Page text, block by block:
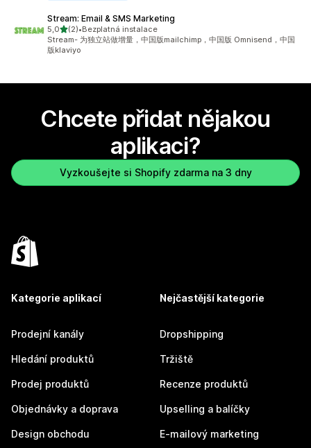
Stream: Email & SMS Marketing
5,0z 5 hvězd
(2)
Celkový počet recenzí: 2
•Bezplatná instalace
Stream- 为独立站做增量，中国版mailchimp，中国版 Omnisend，中国
版klaviyo
Chcete přidat nějakou
aplikaci?
Vyzkoušejte si Shopify zdarma na 3 dny
Kategorie aplikací
Prodejní kanály
Hledání produktů
Prodej produktů
Objednávky a doprava
Design obchodu
Nejčastější kategorie
Dropshipping
Tržiště
Recenze produktů
Upselling a balíčky
E-mailový marketing